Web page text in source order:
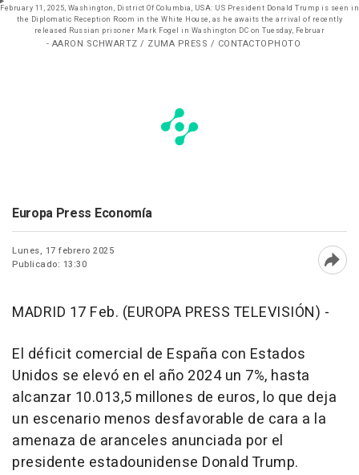
February 11, 2025, Washington, District Of Columbia, USA: US President Donald Trump is seen in
the Diplomatic Reception Room in the White House, as he awaits the arrival of recently
released Russian prisoner Mark Fogel in Washington DC on Tuesday, Februar
- AARON SCHWARTZ / ZUMA PRESS / CONTACTOPHOTO
Europa Press Economía
Lunes, 17 febrero 2025
Publicado: 13:30
MADRID 17 Feb. (EUROPA PRESS TELEVISIÓN) -
El déficit comercial de España con Estados
Unidos se elevó en el año 2024 un 7%, hasta
alcanzar 10.013,5 millones de euros, lo que deja
un escenario menos desfavorable de cara a la
amenaza de aranceles anunciada por el
presidente estadounidense Donald Trump.